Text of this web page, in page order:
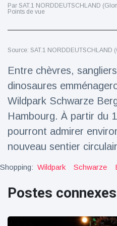
Nourriture et boissons
(79)
Jeux
(160)
(121)
Santé et forme physique
(73)
Voyage et aventure
(77)
Dernières nouvelles
ë-C3 Reveal
Le Roadster
Par SAT.1 NORDDEUTSCHLAND
Points de vue
Source: SAT.1 NORDDEUTSCHLAND
Entre chèvres,
dinosaures
Wildpark Schwarze
Hambourg. À partir du
pourront admirer
nouveau sentier
Shopping: Wildpark Schwarze
Postes connexes